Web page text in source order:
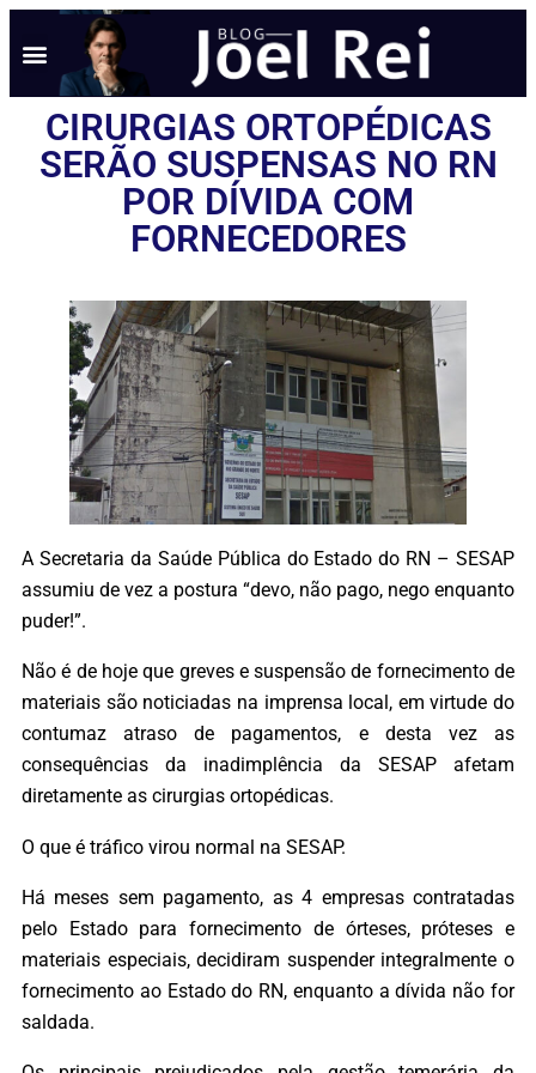
CIRURGIAS ORTOPÉDICAS
SERÃO SUSPENSAS NO RN
POR DÍVIDA COM
FORNECEDORES
A Secretaria da Saúde Pública do Estado do RN – SESAP
assumiu de vez a postura “devo, não pago, nego enquanto
puder!”.
Não é de hoje que greves e suspensão de fornecimento de
materiais são noticiadas na imprensa local, em virtude do
contumaz atraso de pagamentos, e desta vez as
consequências da inadimplência da SESAP afetam
diretamente as cirurgias ortopédicas.
O que é tráfico virou normal na SESAP.
Há meses sem pagamento, as 4 empresas contratadas
pelo Estado para fornecimento de órteses, próteses e
materiais especiais, decidiram suspender integralmente o
fornecimento ao Estado do RN, enquanto a dívida não for
saldada.